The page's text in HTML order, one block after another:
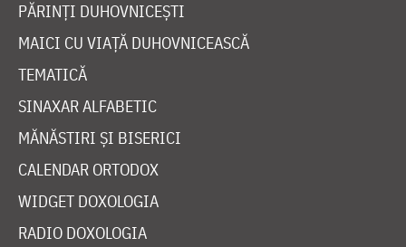
PĂRINȚI DUHOVNICEȘTI
MAICI CU VIAȚĂ DUHOVNICEASCĂ
TEMATICĂ
SINAXAR ALFABETIC
MĂNĂSTIRI ȘI BISERICI
CALENDAR ORTODOX
WIDGET DOXOLOGIA
RADIO DOXOLOGIA